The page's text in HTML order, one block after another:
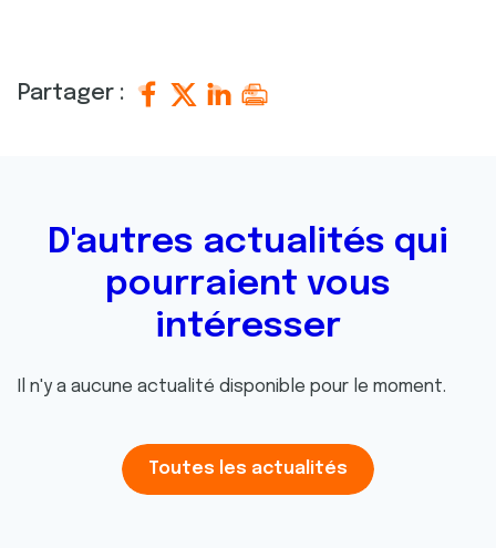
Partager :
D'autres actualités qui
pourraient vous
intéresser
Il n'y a aucune actualité disponible pour le moment.
Toutes les actualités